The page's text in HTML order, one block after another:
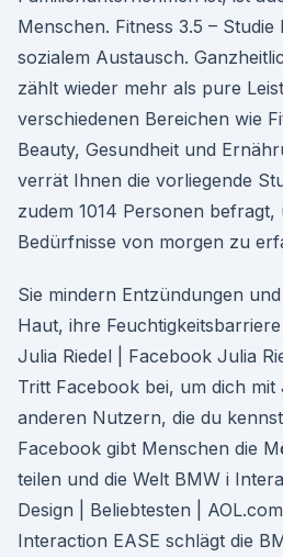
Menschen. Fitness 3.5 –
sozialem Austausch.
zählt wieder mehr als pure
verschiedenen Bereichen wie
Beauty, Gesundheit und
verrät Ihnen die vorliegende
zudem 1014 Personen
Bedürfnisse von morgen zu
Sie mindern Entzündungen
Haut, ihre
Julia Riedel | Facebook Julia
Tritt Facebook bei, um dich mit
anderen Nutzern, die du
Facebook gibt Menschen die
teilen und die Welt BMW i
Design | Beliebtesten |
Interaction EASE schlägt die